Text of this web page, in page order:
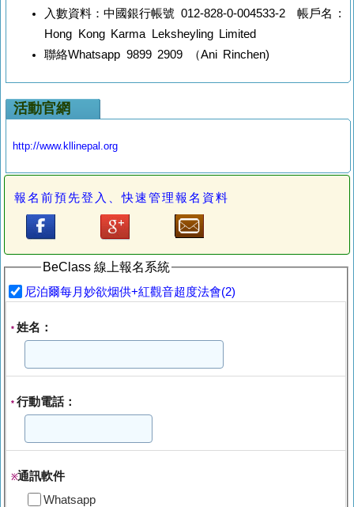
入數資料：中國銀行帳號 012-828-0-004533-2 帳戶名 :
Hong Kong Karma Leksheyling Limited
聯絡Whatsapp 9899 2909 （Ani Rinchen)
活動官網
http://www.kllinepal.org
報名前預先登入、快速管理報名資料
BeClass 線上報名系統
尼泊爾每月妙欲烟供+紅觀音超度法會(2)
* 姓名：
* 行動電話：
※通訊軟件
Whatsapp